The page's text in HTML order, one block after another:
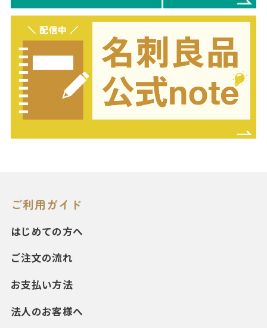
ご利用ガイド
はじめての方へ
ご注文の流れ
お支払い方法
法人のお客様へ